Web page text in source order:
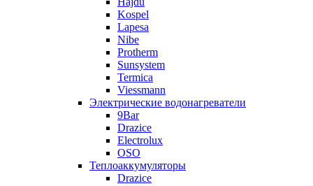
Kospel
Lapesa
Nibe
Protherm
Sunsystem
Termica
Viessmann
Электрические водонагреватели
9Bar
Drazice
Electrolux
OSO
Теплоаккумуляторы
Drazice